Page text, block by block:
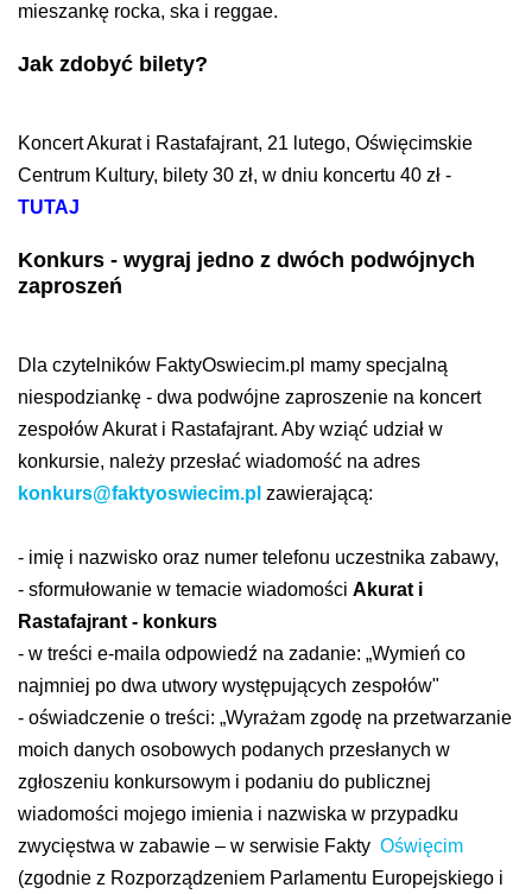
mieszankę rocka, ska i reggae.
Jak zdobyć bilety?
Koncert Akurat i Rastafajrant, 21 lutego, Oświęcimskie
Centrum Kultury, bilety 30 zł, w dniu koncertu 40 zł -
TUTAJ
Konkurs - wygraj jedno z dwóch podwójnych
zaproszeń
Dla czytelników FaktyOswiecim.pl mamy specjalną
niespodziankę - dwa podwójne zaproszenie na koncert
zespołów Akurat i Rastafajrant. Aby wziąć udział w
konkursie, należy przesłać wiadomość na adres
konkurs@faktyoswiecim.pl zawierającą:
- imię i nazwisko oraz numer telefonu uczestnika zabawy,
- sformułowanie w temacie wiadomości Akurat i
Rastafajrant - konkurs
- w treści e-maila odpowiedź na zadanie: „Wymień co
najmniej po dwa utwory występujących zespołów"
- oświadczenie o treści: „Wyrażam zgodę na przetwarzanie
moich danych osobowych podanych przesłanych w
zgłoszeniu konkursowym i podaniu do publicznej
wiadomości mojego imienia i nazwiska w przypadku
zwycięstwa w zabawie – w serwisie Fakty Oświęcim
(zgodnie z Rozporządzeniem Parlamentu Europejskiego i